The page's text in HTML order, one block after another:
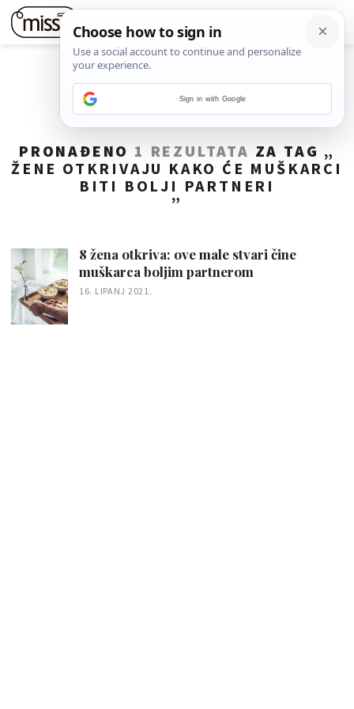
PRONAĐENO 1 REZULTATA ZA TAG „
ŽENE OTKRIVAJU KAKO ĆE MUŠKARCI
BITI BOLJI PARTNERI
”
8 žena otkriva: ove male stvari čine
muškarca boljim partnerom
16. LIPANJ 2021.
Sign in with Google